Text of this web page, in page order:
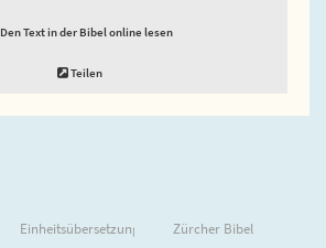
Den Text in der Bibel online lesen
Teilen
Einheitsübersetzung Zürcher Bibel